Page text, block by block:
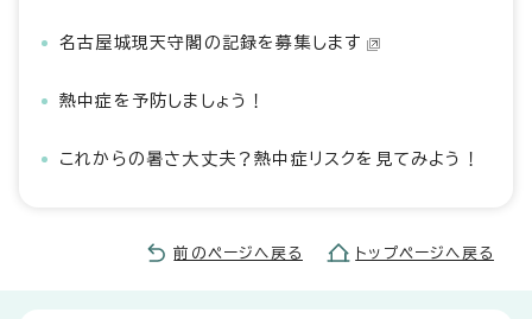
名古屋城現天守閣の記録を募集します
熱中症を予防しましょう！
これからの暑さ大丈夫？熱中症リスクを見てみよう！
前のページへ戻る トップページへ戻る